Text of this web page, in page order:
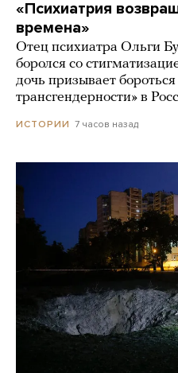
«Психиатрия
времена»
Отец психиатра Ольги
боролся со
дочь призывает
трансгендерности» в
ИСТОРИИ 7 часов назад